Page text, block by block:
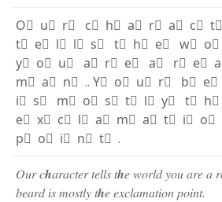
O⃫ u⃫ r⃫ c⃫ h⃫ a⃫ r⃫ a⃫ c⃫ t⃫
t⃫ e⃫ l⃫ l⃫ s⃫ t⃫ h⃫ e⃫ w⃫ o⃫
y⃫ o⃫ u⃫ a⃫ r⃫ e⃫ a⃫ r⃫ e⃫
m⃫ a⃫ n⃫ .. Y⃫ o⃫ u⃫ r⃫ b⃫ e⃫
i⃫ s⃫ m⃫ o⃫ s⃫ t⃫ l⃫ y⃫ t⃫ h⃫
e⃫ x⃫ c⃫ l⃫ a⃫ m⃫ a⃫ t⃫ i⃫ o⃫
p⃫ o⃫ i⃫ n⃫ t⃫ .
𝑂𝑢𝑟𝑐𝒉𝑎𝑟𝑎𝑐𝑡𝑒𝑟𝑡𝑒𝑙𝑙𝑠𝑡𝒉𝑒𝑤𝑜𝑟𝑙𝑑𝑦𝑜𝑢𝑎𝑟𝑒𝑎 𝑟
𝑏𝑒𝑎𝑟𝑑 𝑖𝑠𝑚𝑜𝑠𝑡𝑙𝑦𝑡𝒉𝑒𝑒𝑥𝑐𝑙𝑎𝑚𝑎𝑡𝑖𝑜𝑛𝑝𝑜𝑖𝑛𝑡.